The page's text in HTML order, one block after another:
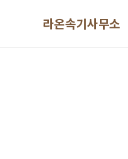
라온속기사무소